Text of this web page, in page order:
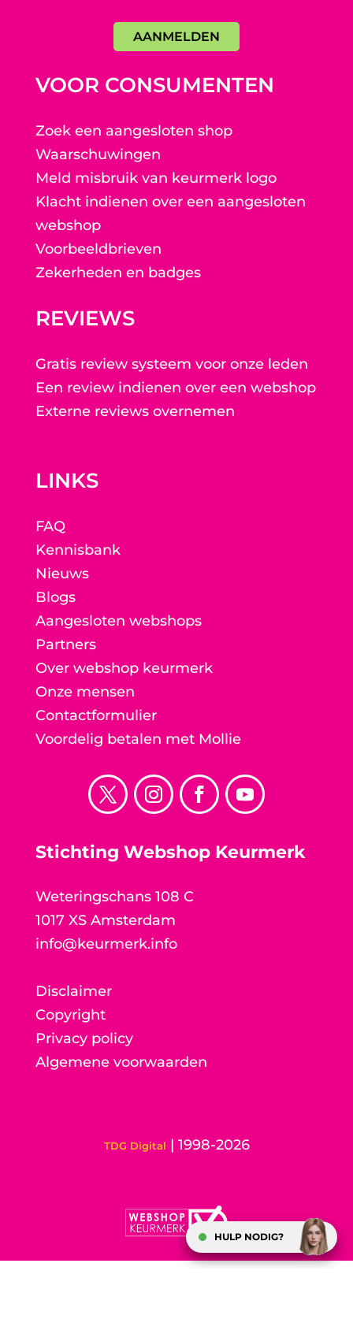
AANMELDEN
VOOR CONSUMENTEN
Zoek een aangesloten shop
Waarschuwingen
Meld misbruik van keurmerk logo
Klacht indienen over een aangesloten
webshop
Voorbeeldbrieven
Zekerheden en badges
REVIEWS
Gratis review systeem voor onze leden
Een review indienen over een webshop
Externe reviews overnemen
LINKS
FAQ
Kennisbank
Nieuws
Blogs
Aangesloten webshops
Partners
Over webshop keurmerk
Onze mensen
Contactformulier
Voordelig betalen met Mollie
Stichting Webshop Keurmerk
Weteringschans 108 C
1017 XS Amsterdam
info@keurmerk.info
Disclaimer
Copyright
Privacy policy
Algemene voorwaarden
TDG Digital | 1998-2026
HULP NODIG?